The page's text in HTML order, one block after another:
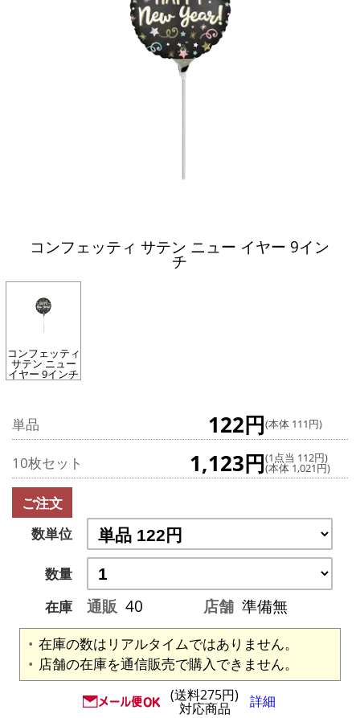
コンフェッティ サテン ニュー イヤー 9イン
チ
コンフェッティ
サテン ニュー
イヤー 9インチ
単品 122円(本体 111円)
10枚セット 1,123円(1点当 112円)
(本体 1,021円)
ご注文
数単位
数量
在庫
通販 40 店舗 準備無
在庫の数はリアルタイムではありません。
店舗の在庫を通信販売で購入できません。
(送料275円)
対応商品 詳細